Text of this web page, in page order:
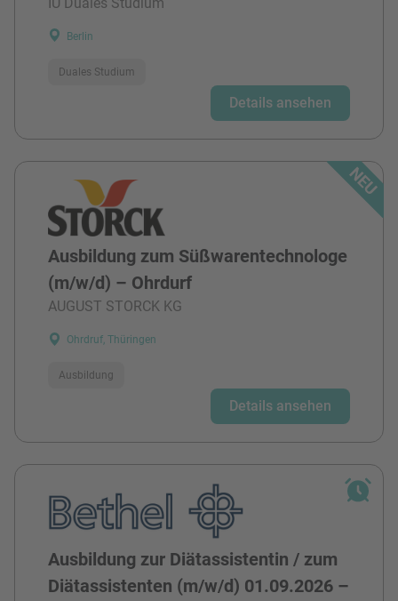
Berlin
Duales Studium
Details ansehen
Ausbildung zum Süßwarentechnologe
(m/w/d) – Ohrdurf
AUGUST STORCK KG
Ohrdruf, Thüringen
Ausbildung
Details ansehen
Ausbildung zur Diätassistentin / zum
Diätassistenten (m/w/d) 01.09.2026 –